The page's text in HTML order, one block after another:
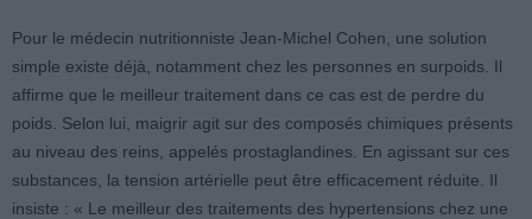
Pour le médecin nutritionniste Jean-Michel Cohen, une solution
simple existe déjà, notamment chez les personnes en surpoids. Il
affirme que le meilleur traitement dans ce cas est de perdre du
poids. Selon lui, maigrir agit sur des composés chimiques présents
au niveau des reins, appelés prostaglandines. En agissant sur ces
substances, la tension artérielle peut être efficacement réduite. Il
insiste : « Le meilleur des traitements des hypertensions chez une